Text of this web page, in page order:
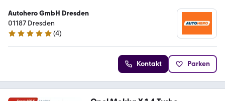
Autohero GmbH Dresden
01187 Dresden
5 Sterne
(4)
Kontakt Parken